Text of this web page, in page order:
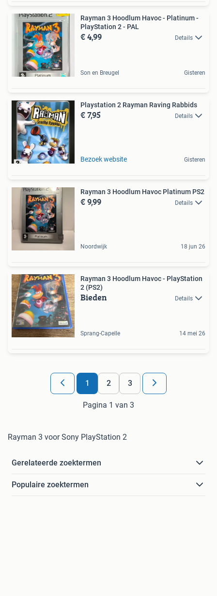
Rayman 3 Hoodlum Havoc - Platinum -
PlayStation 2 - PAL
€ 4,99 Details
Son en Breugel Gisteren
Playstation 2 Rayman Raving Rabbids
€ 7,95 Details
Bezoek website Gisteren
Rayman 3 Hoodlum Havoc Platinum PS2
€ 9,99 Details
Noordwijk 18 jun 26
Rayman 3 Hoodlum Havoc - PlayStation
2 (PS2)
Bieden Details
Sprang-Capelle 14 mei 26
1 2 3
Pagina 1 van 3
Rayman 3 voor Sony PlayStation 2
Gerelateerde zoektermen
Populaire zoektermen